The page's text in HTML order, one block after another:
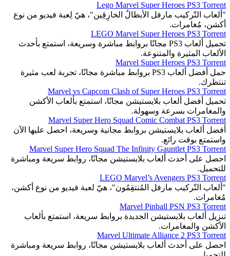
Lego Marvel Super Heroes PS3 Torrent
"ألعاب التّركيب مارفل الأبطالُ الخارِقِين"، هيّ لِعبة فيديو من نوع
أكشن، مُغامرات.
LEGO Marvel Super Heroes PS3 Torrent
تحميل ألعاب PS3 مجانًا بروابط مباشرة وسريعة، استمتع بأحدث
الألعاب المثيرة والمتنوعة.
Marvel Super Heroes PS3 Torrent
حمل أفضل ألعاب PS3 بروابط مباشرة مجانًا، تجربة لعب مثيرة
تنتظرك.
Marvel vs Capcom Clash of Super Heroes PS3 Torrent
تحميل أفضل ألعاب بلايستيشن مجانًا، استمتع بألعاب الأكشن
والمغامرات بسرعة وسهولة.
Marvel Super Hero Squad Comic Combat PS3 Torrent
أفضل ألعاب بلايستيشن بروابط مجانية وسريعة، احصل عليها الآن
واستمتع بوقت رائع.
Marvel Super Hero Squad The Infinity Gauntlet PS3 Torrent
احصل على أحدث ألعاب بلايستيشن مجانًا، روابط سريعة ومباشرة
للتحميل.
LEGO Marvel’s Avengers PS3 Torrent
"ألعاب التّركيب مارفل المُنتقِمُون"، هيّ لعبة فيديو من نوع أكشن،
مُغامرات.
Marvel Pinball PSN PS3 Torrent
تنزيل ألعاب بلايستيشن الجديدة بروابط سريعة، استمتع بألعاب
الأكشن والمغامرات.
Marvel Ultimate Alliance 2 PS3 Torrent
احصل على أحدث ألعاب بلايستيشن مجانًا، روابط سريعة ومباشرة